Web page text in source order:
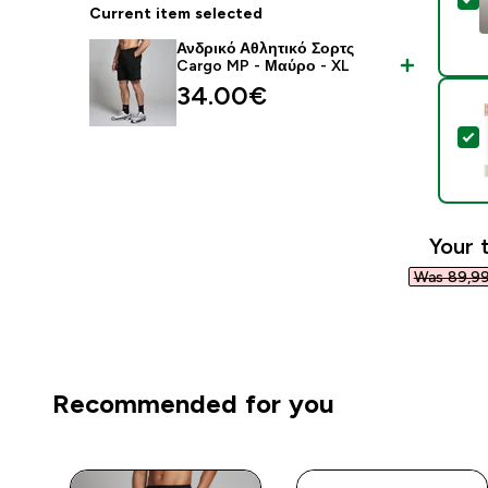
Current item selected
Ανδρικό Αθλητικό Σορτς
Cargo MP - Μαύρο - XL
34.00€‎
Your
Was
Recommended for you